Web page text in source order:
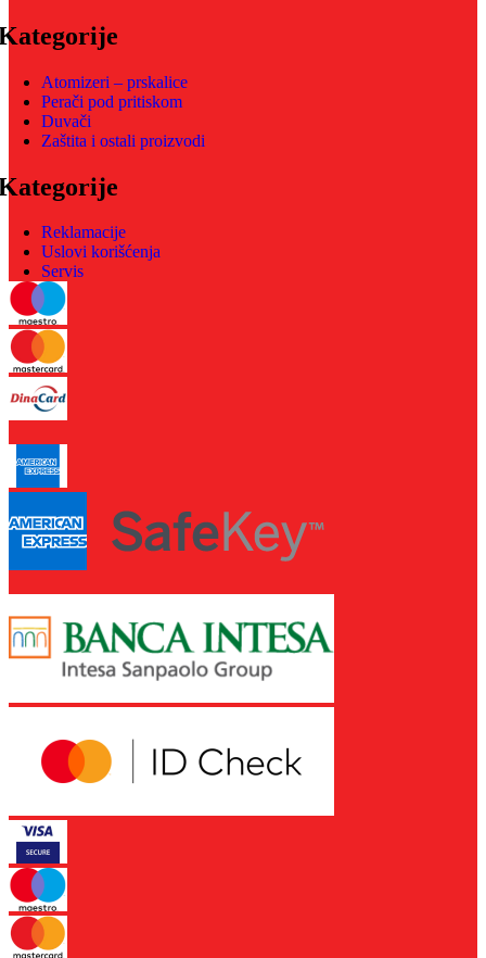
Atomizeri – prskalice
Perači pod pritiskom
Duvači
Zaštita i ostali proizvodi
Reklamacije
Uslovi korišćenja
Servis